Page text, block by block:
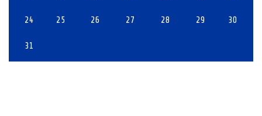
24 25 26 27 28 29 30
31